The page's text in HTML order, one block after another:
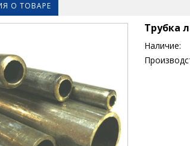
О ТОВАРЕ
Трубка
Наличие: